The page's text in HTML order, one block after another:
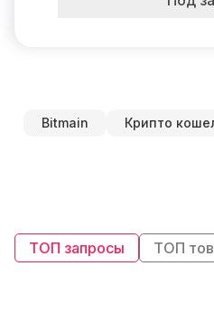
Bitmain Крипто
ТОП запросы ТОП